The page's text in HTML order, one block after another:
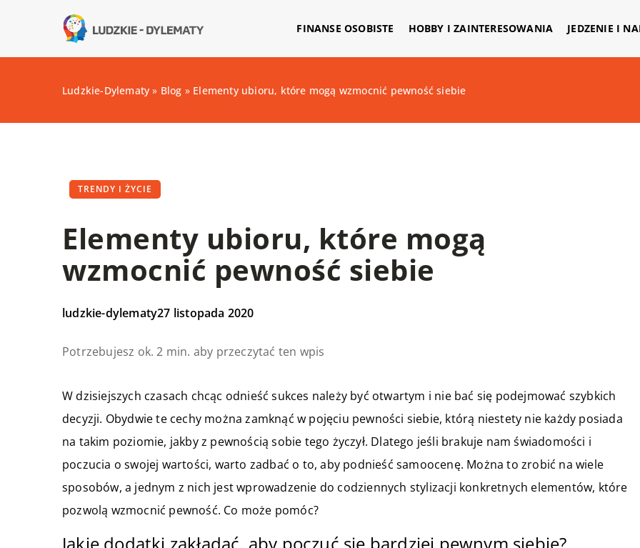
FINANSE OSOBISTE HOBBY I ZAINTERESOWANIA JEDZENIE I
Ludzkie-Dylematy » Blog » Elementy ubioru, które mogą wzmocnić pewność siebie
TRENDY I ŻYCIE
Elementy ubioru, które mogą
wzmocnić pewność siebie
ludzkie-dylematy27 listopada 2020
Potrzebujesz ok. 2 min. aby przeczytać ten wpis
W dzisiejszych czasach chcąc odnieść sukces należy być otwartym i nie bać się podejmować szybkich
decyzji. Obydwie te cechy można zamknąć w pojęciu pewności siebie, którą niestety nie każdy posiada
na takim poziomie, jakby z pewnością sobie tego życzył. Dlatego jeśli brakuje nam świadomości i
poczucia o swojej wartości, warto zadbać o to, aby podnieść samoocenę. Można to zrobić na wiele
sposobów, a jednym z nich jest wprowadzenie do codziennych stylizacji konkretnych elementów, które
pozwolą wzmocnić pewność. Co może pomóc?